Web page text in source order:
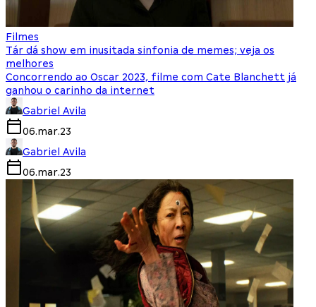
Filmes
Tár dá show em inusitada sinfonia de memes; veja os
melhores
Concorrendo ao Oscar 2023, filme com Cate Blanchett já
ganhou o carinho da internet
Gabriel Avila
06.mar.23
Gabriel Avila
06.mar.23